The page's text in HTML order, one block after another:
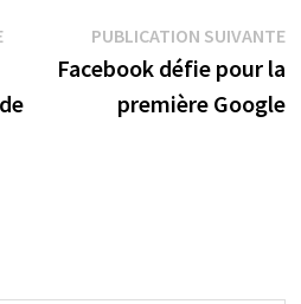
Publication
précédente :
PUBLICATION SUIVANTE
Facebook défie pour la
première Google